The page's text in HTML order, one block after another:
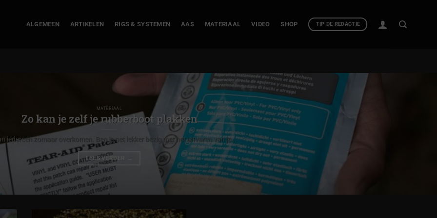
ALGEMEEN ARTIKELEN RIGS & SYSTEMEN AAS MATERIAAL VIDEO SHOP TIP DE REDACTIE
MATERIAAL
Zo kan je zelf je rubberboot plakken
iedereen zomaar overkomen. Ben je net lekker bezig met het uitvaren van je...
LEES VERDER